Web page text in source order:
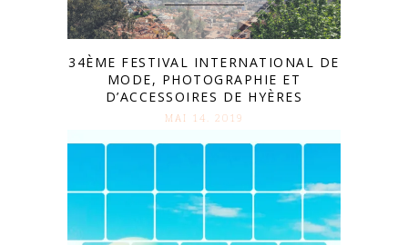
34ÈME FESTIVAL INTERNATIONAL DE
MODE, PHOTOGRAPHIE ET
D’ACCESSOIRES DE HYÈRES
MAI 14. 2019